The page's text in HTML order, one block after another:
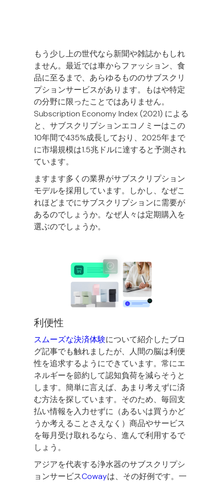
もう少し上の世代なら新聞や雑誌かもしれ
ません。最近では車からファッション、食
品に至るまで、あらゆるもののサブスクリ
プションサービスがあります。もはや特定
の分野に限ったことではありません。
Subscription Economy Index (2021) による
と、サブスクリプションエコノミーはこの
10年間で435%成長しており、2025年まで
に市場規模は1.5兆ドルに達すると予測され
ています。
ますます多くの業界がサブスクリプション
モデルを採用しています。しかし、なぜこ
れほどまでにサブスクリプションに需要が
あるのでしょうか。なぜ人々は定期購入を
選ぶのでしょうか。
利便性
スムーズな決済体験について紹介したブロ
グ記事でも触れましたが、人間の脳は利便
性を追求するようにできています。常にエ
ネルギーを節約して認知負荷を減らそうと
します。簡単に言えば、あまり考えずに済
む方法を探しています。そのため、毎回支
払い情報を入力せずに（あるいは買うかど
うか考えることさえなく）商品やサービス
を毎月受け取れるなら、進んで利用するで
しょう。
アジアを代表する浄水器のサブスクリプシ
ョンサービスCowayは、その好例です。一